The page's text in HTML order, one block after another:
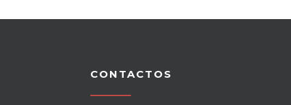
CONTACTOS